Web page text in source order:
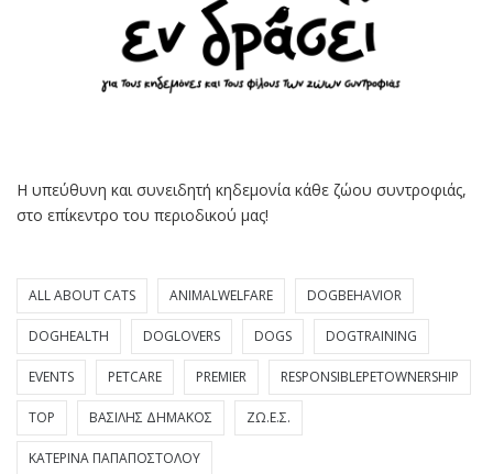
Η υπεύθυνη και συνειδητή κηδεμονία κάθε ζώου συντροφιάς,
στο επίκεντρο του περιοδικού μας!
ALL ABOUT CATS ANIMALWELFARE DOGBEHAVIOR
DOGHEALTH DOGLOVERS DOGS DOGTRAINING
EVENTS PETCARE PREMIER RESPONSIBLEPETOWNERSHIP
TOP ΒΑΣΊΛΗΣ ΔΗΜΆΚΟΣ ΖΩ.Ε.Σ.
ΚΑΤΕΡΊΝΑ ΠΑΠΑΠΟΣΤΌΛΟΥ